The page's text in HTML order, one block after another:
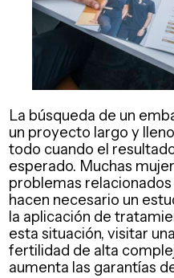
La búsqueda de un
un proyecto largo y
todo cuando el
esperado. Muchas
problemas
hacen necesario un
la aplicación de
esta situación, visitar
fertilidad de alta
aumenta las garantías